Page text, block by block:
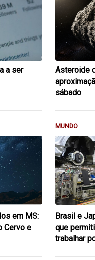
a ser
Asteroide
sábado
em MS:
Cervo e
MUNDO
Brasil e
que
trabalhar